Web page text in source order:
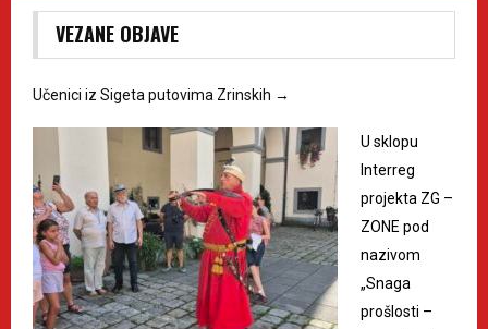
VEZANE OBJAVE
Učenici iz Sigeta putovima Zrinskih →
U sklopu
Interreg
projekta ZG –
ZONE pod
nazivom
„Snaga
prošlosti –